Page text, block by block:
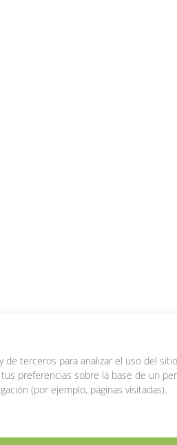
de terceros para analizar el uso del
preferencias sobre la base de un
(por ejemplo, páginas visitadas).